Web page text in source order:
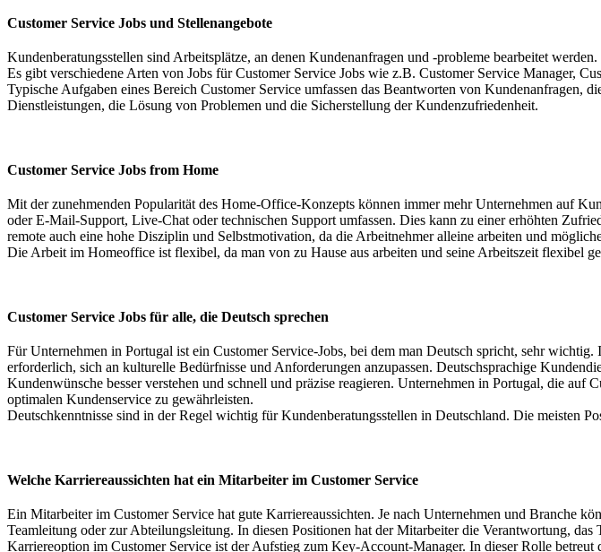
Customer Service Jobs und Stellenangebote
Kundenberatungsstellen sind Arbeitsplätze, an denen Kundenanfragen und -probleme bearbeitet
Es gibt verschiedene Arten von Jobs für Customer Service Jobs wie z.B. Customer Service Manager,
Typische Aufgaben eines Bereich Customer Service umfassen das Beantworten von Kundenanfragen,
Dienstleistungen, die Lösung von Problemen und die Sicherstellung der Kundenzufriedenheit.
Customer Service Jobs from Home
Mit der zunehmenden Popularität des Home-Office-Konzepts können immer mehr Unternehmen auf
oder E-Mail-Support, Live-Chat oder technischen Support umfassen. Dies kann zu einer erhöhten
remote auch eine hohe Disziplin und Selbstmotivation, da die Arbeitnehmer alleine arbeiten und
Die Arbeit im Homeoffice ist flexibel, da man von zu Hause aus arbeiten und seine Arbeitszeit flexibel
Customer Service Jobs für alle, die Deutsch sprechen
Für Unternehmen in Portugal ist ein Customer Service-Jobs, bei dem man Deutsch spricht, sehr
erforderlich, sich an kulturelle Bedürfnisse und Anforderungen anzupassen. Deutschsprachige
Kundenwünsche besser verstehen und schnell und präzise reagieren. Unternehmen in Portugal, die auf
optimalen Kundenservice zu gewährleisten.
Deutschkenntnisse sind in der Regel wichtig für Kundenberatungsstellen in Deutschland. Die meisten
Welche Karriereaussichten hat ein Mitarbeiter im Customer Service
Ein Mitarbeiter im Customer Service hat gute Karriereaussichten. Je nach Unternehmen und Branche
Teamleitung oder zur Abteilungsleitung. In diesen Positionen hat der Mitarbeiter die Verantwortung,
Karriereoption im Customer Service ist der Aufstieg zum Key-Account-Manager. In dieser Rolle